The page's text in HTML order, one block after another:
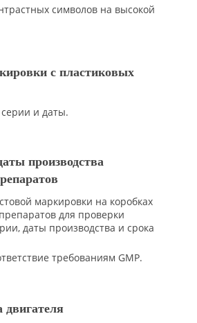
символов на высокой
с пластиковых
и даты.
производства
маркировки на коробках
для проверки
даты производства и срока
требованиям GMP.
двигателя